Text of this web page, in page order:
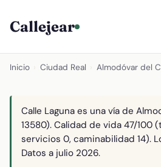
Callejear
Inicio Ciudad Real Almodóvar del
Calle Laguna es una vía de
13580). Calidad de vida 47/100
servicios 0, caminabilidad 14).
Datos a julio 2026.